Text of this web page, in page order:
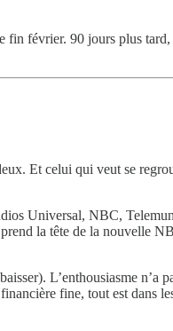
fin février. 90 jours plus
Et celui qui veut se
Universal, NBC,
la tête de la nouvelle
L’enthousiasme n’a
fine, tout est dans